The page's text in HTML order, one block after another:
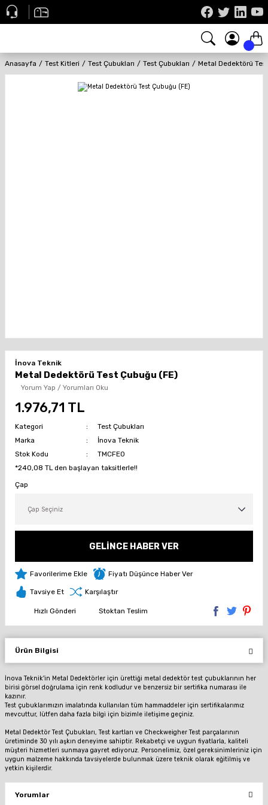
Anasayfa Test Kitleri Test Çubukları Test Çubukları Metal Dedektörü
İnova Teknik
Metal Dedektörü Test Çubuğu (FE)
Yorum Yap / Yorumları Oku
1.976,71 TL
Kategori
Test Çubukları
Marka
İnova Teknik
Stok Kodu
TMCFE0
*240,08 TL den başlayan taksitlerle!!
Çap
GELİNCE HABER VER
Fiyatı Düşünce Haber Ver
Tavsiye Et Karşılaştır
Hızlı Gönderi Stoktan Teslim
Ürün Bilgisi
İnova Teknik'in Metal Dedektörler için ürettiği metal dedektör test çubuklarının her
birisi görsel doğrulama için renk kodludur ve benzersiz bir sertifika numarası ile
kazınır.
Test çubuklarımızın imalatında kullanılan tüm hammaddeler için sertifikalarımız
mevcuttur, lütfen daha fazla bilgi için bizimle iletişime geçiniz.
Metal Dedektör Test Çubukları, Test kartları ve Checkweigher Test parçalarının
üretiminde 30 yılı aşkın deneyime sahiptir. Rekabetçi ve uygun fiyatlarla, kaliteli
müşteri hizmetleri sunmaya gayret ediyoruz. Personelimiz, özel gereksinimleriniz için
uygun malzeme hakkında tavsiyelerde bulunmak üzere teknik olarak eğitilmiş ve
yetkin kişilerdir.
Yorumlar